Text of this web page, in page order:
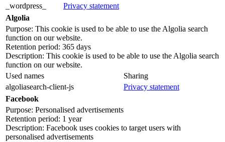
_wordpress_
Privacy statement
Algolia
Purpose: This cookie is used to be able to use the Algolia search
function on our website.
Retention period: 365 days
Description: This cookie is used to be able to use the Algolia search
function on our website.
Used names
Sharing
algoliasearch-client-js
Privacy statement
Facebook
Purpose: Personalised advertisements
Retention period: 1 year
Description: Facebook uses cookies to target users with
personalised advertisements